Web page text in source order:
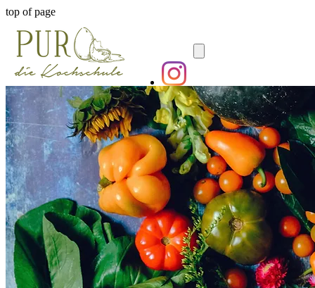
top of page